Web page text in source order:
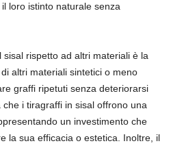
loro istinto naturale senza
rispetto ad altri materiali è la
altri materiali sintetici o meno
graffi ripetuti senza deteriorarsi
i tiragraffi in sisal offrono una
un investimento che
la sua efficacia o estetica. Inoltre, il